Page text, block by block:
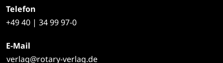
Telefon
+4940 | 34 99 97-0
E-Mail
verlag@rotary-verlag.de